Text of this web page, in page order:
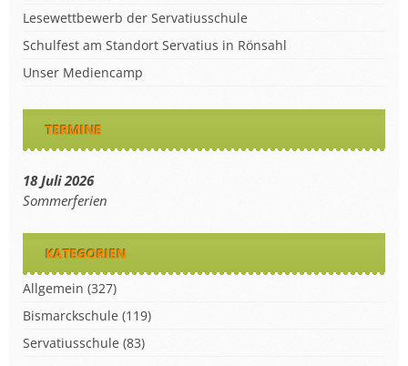
Lesewettbewerb der Servatiusschule
Schulfest am Standort Servatius in Rönsahl
Unser Mediencamp
TERMINE
18 Juli 2026
Sommerferien
KATEGORIEN
Allgemein (327)
Bismarckschule (119)
Servatiusschule (83)